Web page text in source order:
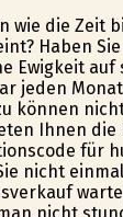
wie die Zeit
Haben
Ewigkeit auf
jeden
können
Ihnen
für
nicht